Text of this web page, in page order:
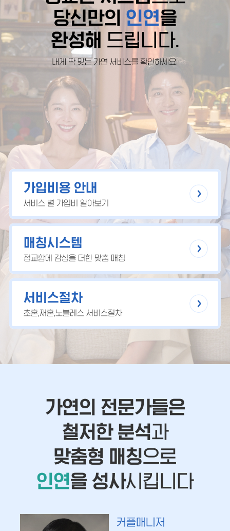
가입비용 안내
서비스 별 가입비 알아보기
매칭시스템
정교함에 감성을 더한 맞춤 매칭
서비스절차
초혼,재혼,노블레스 서비스절차
가연의 전문가들은
철저한 분석과
맞춤형 매칭으로
인연을 성사시킵니다
커플매니저